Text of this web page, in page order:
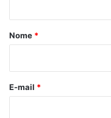
r
*
Nome *
E-mail *